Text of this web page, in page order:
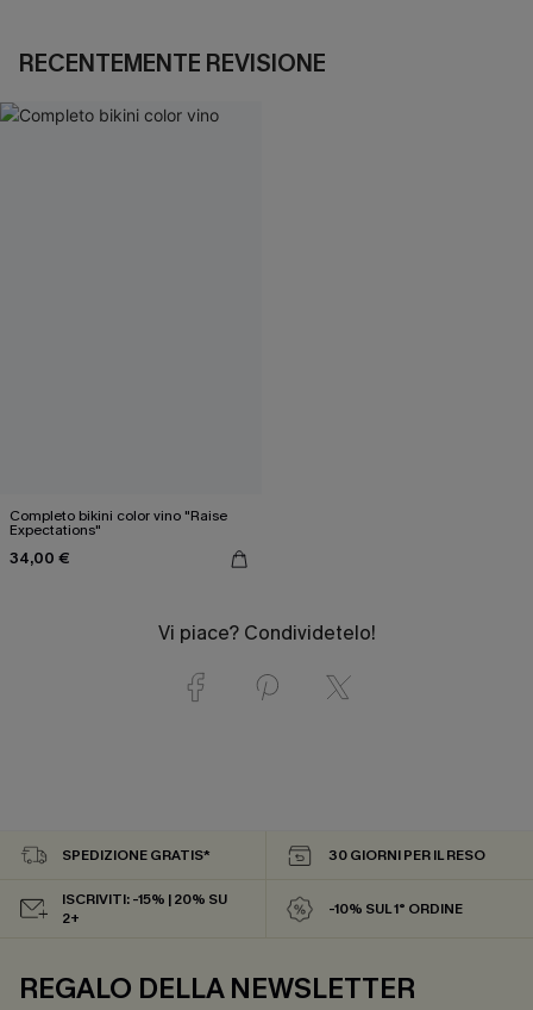
RECENTEMENTE REVISIONE
Completo bikini color vino "Raise
Expectations"
34,00 €
Vi piace? Condividetelo!
SPEDIZIONE GRATIS* 30 GIORNI PER IL RESO
ISCRIVITI: -15% | 20% SU
2+
-10% SUL 1° ORDINE
REGALO DELLA NEWSLETTER